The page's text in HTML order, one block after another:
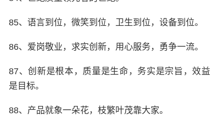
85、语言到位，微笑到位，卫生到位，设备到位。
86、爱岗敬业，求实创新，用心服务，勇争一流。
87、创新是根本，质量是生命，务实是宗旨，效益
是目标。
88、产品就象一朵花，枝繁叶茂靠大家。